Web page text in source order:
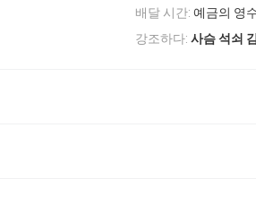
배달 시간: 예금의 영
강조하다: 사슴 석쇠